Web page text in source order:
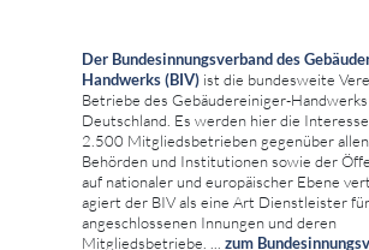
Der Bundesinnungsverband des
Handwerks (BIV) ist die bundesweite
Betriebe des Gebäudereiniger-
Deutschland. Es werden hier die
2.500 Mitgliedsbetrieben gegenüber
Behörden und Institutionen sowie der
auf nationaler und europäischer Ebene
agiert der BIV als eine Art Dienstleister
angeschlossenen Innungen und deren
Mitgliedsbetriebe. ... zum